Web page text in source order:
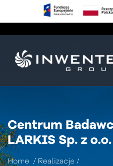
13
Centrum
LARKIS Sp. z o.o.
Home / Realizacje /